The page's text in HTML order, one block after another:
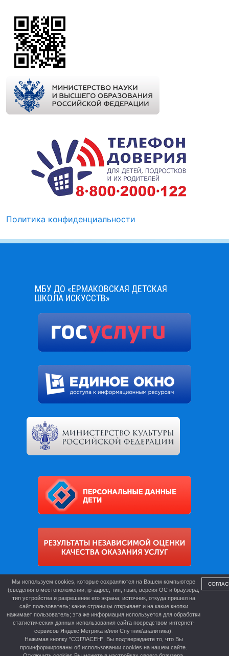
Политика конфиденциальности
МБУ ДО «ЕРМАКОВСКАЯ ДЕТСКАЯ
ШКОЛА ИСКУССТВ»
Мы используем cookies, которые сохраняются на Вашем компьютере
(сведения о местоположении; ip-адрес; тип, язык, версия ОС и браузера;
тип устройства и разрешение его экрана; источник, откуда пришел на
сайт пользователь; какие страницы открывает и на какие кнопки
нажимает пользователь; эта же информация используется для обработки
статистических данных использования сайта посредством интернет-
сервисов Яндекс.Метрика и/или Спутник/аналитика).
Нажимая кнопку "СОГЛАСЕН", Вы подтверждаете то, что Вы
проинформированы об использовании cookies на нашем сайте.